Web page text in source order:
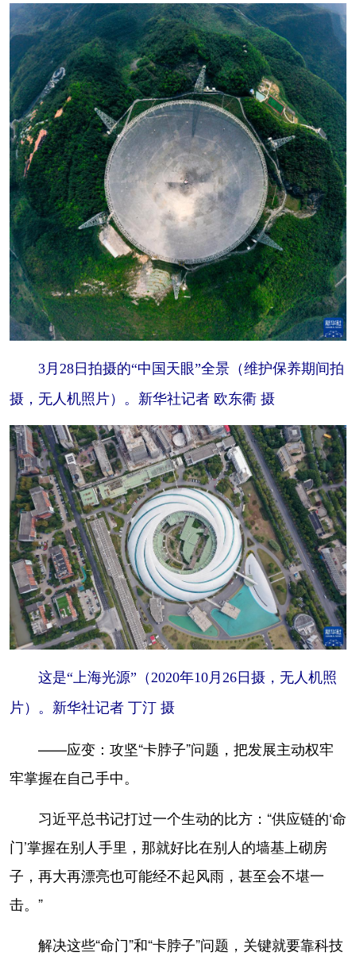
3月28日拍摄的“中国天眼”全景（维护保养期间拍
摄，无人机照片）。新华社记者 欧东衢 摄
这是“上海光源”（2020年10月26日摄，无人机照
片）。新华社记者 丁汀 摄
——应变：攻坚“卡脖子”问题，把发展主动权牢
牢掌握在自己手中。
习近平总书记打过一个生动的比方：“供应链的‘命
门’掌握在别人手里，那就好比在别人的墙基上砌房
子，再大再漂亮也可能经不起风雨，甚至会不堪一
击。”
解决这些“命门”和“卡脖子”问题，关键就要靠科技